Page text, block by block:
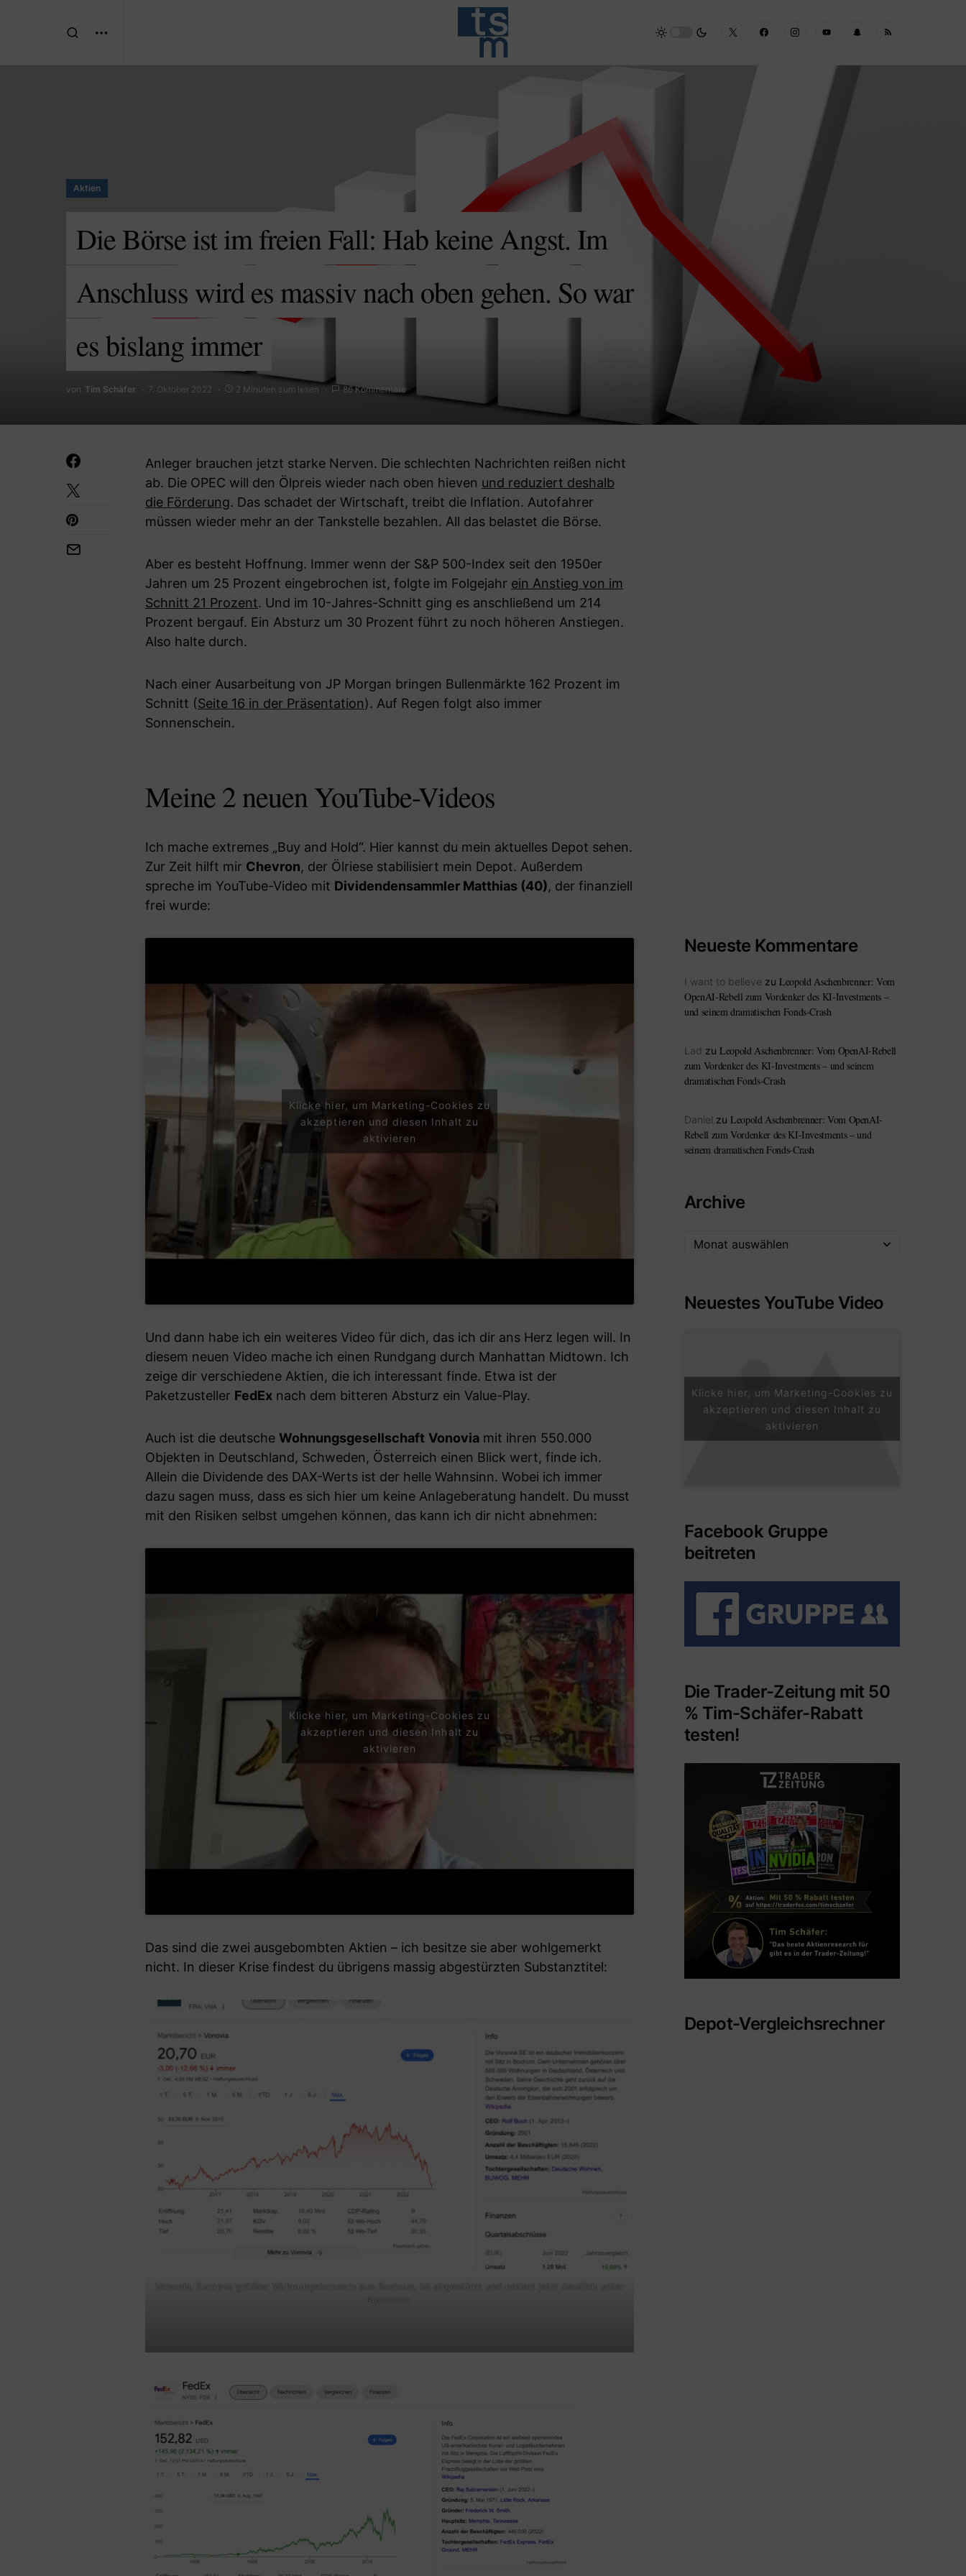
Aktien
Die Börse ist im freien Fall: Hab keine Angst. Im
Anschluss wird es massiv nach oben gehen. So war
es bislang immer
von Tim Schäfer 7. Oktober 2022 2 Minuten zum lesen 86 Kommentare
Anleger brauchen jetzt starke Nerven. Die schlechten Nachrichten reißen nicht
ab. Die OPEC will den Ölpreis wieder nach oben hieven und reduziert deshalb
die Förderung. Das schadet der Wirtschaft, treibt die Inflation. Autofahrer
müssen wieder mehr an der Tankstelle bezahlen. All das belastet die Börse.
Aber es besteht Hoffnung. Immer wenn der S&P 500-Index seit den 1950er
Jahren um 25 Prozent eingebrochen ist, folgte im Folgejahr ein Anstieg von im
Schnitt 21 Prozent. Und im 10-Jahres-Schnitt ging es anschließend um 214
Prozent bergauf. Ein Absturz um 30 Prozent führt zu noch höheren Anstiegen.
Also halte durch.
Nach einer Ausarbeitung von JP Morgan bringen Bullenmärkte 162 Prozent im
Schnitt (Seite 16 in der Präsentation). Auf Regen folgt also immer
Sonnenschein.
Meine 2 neuen YouTube-Videos
Ich mache extremes „Buy and Hold“. Hier kannst du mein aktuelles Depot sehen.
Zur Zeit hilft mir Chevron, der Ölriese stabilisiert mein Depot. Außerdem
spreche im YouTube-Video mit Dividendensammler Matthias (40), der finanziell
frei wurde:
Klicke hier, um Marketing-Cookies zu
akzeptieren und diesen Inhalt zu
aktivieren
Und dann habe ich ein weiteres Video für dich, das ich dir ans Herz legen will. In
diesem neuen Video mache ich einen Rundgang durch Manhattan Midtown. Ich
zeige dir verschiedene Aktien, die ich interessant finde. Etwa ist der
Paketzusteller FedEx nach dem bitteren Absturz ein Value-Play.
Auch ist die deutsche Wohnungsgesellschaft Vonovia mit ihren 550.000
Objekten in Deutschland, Schweden, Österreich einen Blick wert, finde ich.
Allein die Dividende des DAX-Werts ist der helle Wahnsinn. Wobei ich immer
dazu sagen muss, dass es sich hier um keine Anlageberatung handelt. Du musst
mit den Risiken selbst umgehen können, das kann ich dir nicht abnehmen:
Klicke hier, um Marketing-Cookies zu
akzeptieren und diesen Inhalt zu
aktivieren
Das sind die zwei ausgebombten Aktien – ich besitze sie aber wohlgemerkt
nicht. In dieser Krise findest du übrigens massig abgestürzten Substanztitel:
Vonovia, Europas größter Wohnungskonzern aus Bochum, ist abgestürzt und notiert jetzt deutlich unter
Buchwert.
Neueste Kommentare
I want to believe zu Leopold Aschenbrenner: Vom
OpenAI-Rebell zum Vordenker des KI-Investments –
und seinem dramatischen Fonds-Crash
Lad zu Leopold Aschenbrenner: Vom OpenAI-Rebell
zum Vordenker des KI-Investments – und seinem
dramatischen Fonds-Crash
Daniel zu Leopold Aschenbrenner: Vom OpenAI-
Rebell zum Vordenker des KI-Investments – und
seinem dramatischen Fonds-Crash
Archive
Neuestes YouTube Video
Klicke hier, um Marketing-Cookies zu
akzeptieren und diesen Inhalt zu
aktivieren
Facebook Gruppe
beitreten
Die Trader-Zeitung mit 50
% Tim-Schäfer-Rabatt
testen!
Depot-Vergleichsrechner